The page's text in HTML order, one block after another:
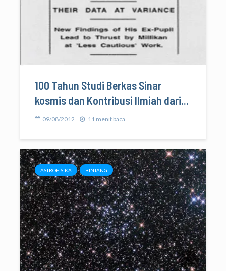
100 Tahun Studi Berkas Sinar
kosmis dan Kontribusi Ilmiah dari...
09/08/2012 11 menit baca
ASTROFISIKA BINTANG